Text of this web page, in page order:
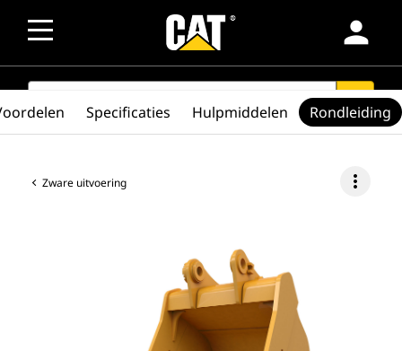
person
SEARCH search
Zware uitvoering more_vert
Specificaties Hulpmiddelen Rondleiding